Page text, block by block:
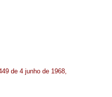
de 4 junho de 1968,